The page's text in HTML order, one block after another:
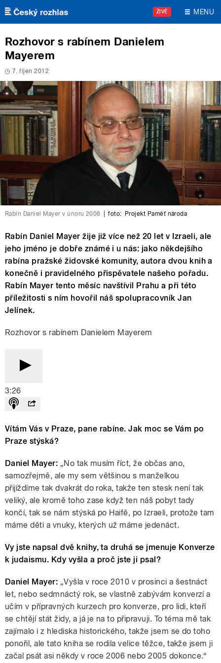
Přejít k hlavnímu obsahu
ŽIVĚ MENU
Rozhovor s rabínem Danielem
Mayerem
7. říjen 2012
Rabín Daniel Mayer v únoru 2008 foto: Projekt Paměť národa
Rabín Daniel Mayer žije již více než 20 let v Izraeli, ale
jeho jméno je dobře známé i u nás: jako někdejšího
rabína pražské židovské komunity, autora dvou knih a
konečně i pravidelného přispěvatele našeho pořadu.
Rabín Mayer tento měsíc navštívil Prahu a při této
příležitosti s ním hovořil náš spolupracovník Jan
Jelínek.
Rozhovor s rabínem Danielem Mayerem
3:26
Vítám Vás v Praze, pane rabíne. Jak moc se Vám po
Praze stýská?
Daniel Mayer: „No tak musím říct, že občas ano,
samozřejmě, ale my sem většinou s manželkou
přijíždíme tak dvakrát do roka, takže ten stesk není tak
veliký, ale kromě toho zase když ten náš pobyt tady
končí, tak se nám stýská po Haifě, po Izraeli, protože tam
máme děti a vnuky, kterých už máme jedenáct.
Vy jste napsal dvě knihy, ta druhá se jmenuje Konverze
k judaismu. Kdy vyšla a proč jste ji psal?
Daniel Mayer: „Vyšla v roce 2010 v prosinci a šestnáct
let, nebo sedmnáctý rok, se vlastně zabývám konverzí a
učím v přípravných kurzech pro konverze, pro lidi, kteří
se chtějí stát židy, a já je na to připravuji. To téma mě tak
zajímalo i z hlediska historického, takže jsem se do toho
ponořil, ale tato kniha se rodila velice těžce, takže jsem ji
začal psát asi někdy v roce 2006 nebo 2005 dokonce.“